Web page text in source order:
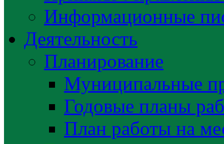
Информационные
Деятельность
Планирование
Муниципальные
Годовые планы
План работы на